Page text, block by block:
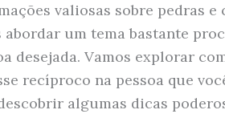
valiosas sobre pedras e
abordar um tema bastante
desejada. Vamos explorar
recíproco na pessoa que
algumas dicas